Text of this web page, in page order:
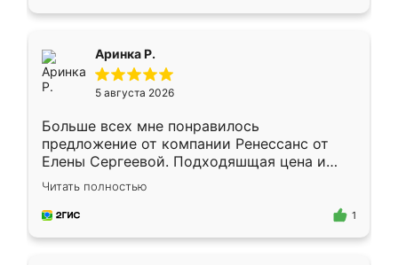
Аринка Р.
5 августа 2026
Больше всех мне понравилось
предложение от компании Ренессанс от
Елены Сергеевой. Подходяшщая цена и
короткие сроки изготовления. Приехавший
для замера сотрудник Владислав
предложил по моему эскизу самый
Читать полностью
1